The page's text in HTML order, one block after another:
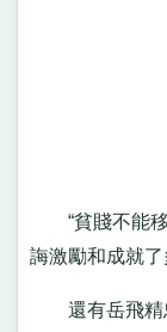
“貧賤不能移
誨激勵和成就了
還有岳飛精